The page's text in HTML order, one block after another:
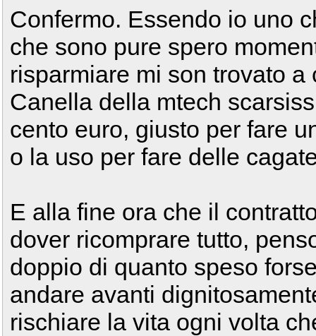
Confermo. Essendo io uno
che sono pure spero
risparmiare mi son trovato
Canella della mtech
cento euro, giusto per fare
o la uso per fare delle
E alla fine ora che il
dover ricomprare tutto,
doppio di quanto speso
andare avanti
rischiare la vita ogni volta